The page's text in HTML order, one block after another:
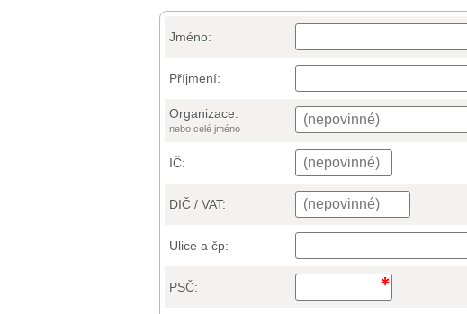
Jméno:
Příjmení:
Organizace:
nebo celé jméno
IČ:
DIČ / VAT:
Ulice a čp:
PSČ: